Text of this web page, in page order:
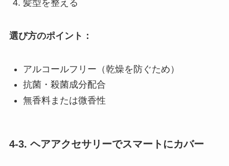
髪型を整える
選び方のポイント：
アルコールフリー（乾燥を防ぐため）
抗菌・殺菌成分配合
無香料または微香性
4-3. ヘアアクセサリーでスマートにカバー